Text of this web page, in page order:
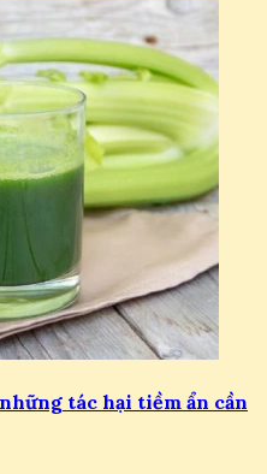
tác hại tiềm ẩn cần